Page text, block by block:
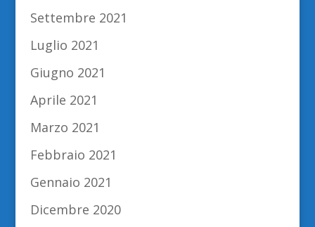
Settembre 2021
Luglio 2021
Giugno 2021
Aprile 2021
Marzo 2021
Febbraio 2021
Gennaio 2021
Dicembre 2020